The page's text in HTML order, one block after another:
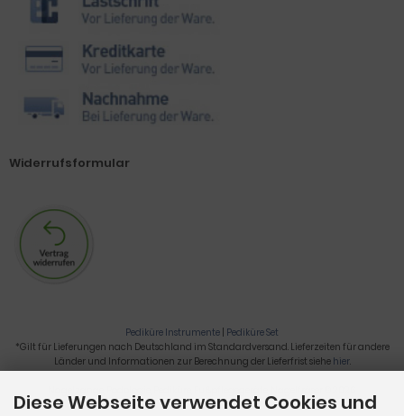
Widerrufsformular
Pediküre Instrumente | Pediküre Set
*Gilt für Lieferungen nach Deutschland im Standardversand. Lieferzeiten für andere
Länder und Informationen zur Berechnung der Lieferfrist siehe hier.
Diese Webseite verwendet Cookies und